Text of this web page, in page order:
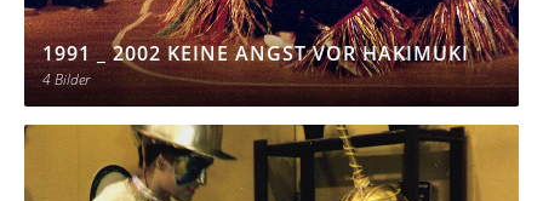
1991 _ 2002 KEINE ANGST VOR HAKIMUKI
4 Bilder